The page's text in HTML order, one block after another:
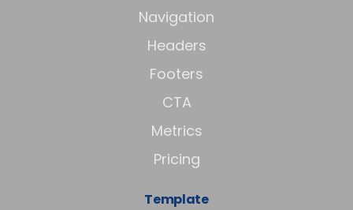
Navigation
Headers
Footers
CTA
Metrics
Pricing
Template